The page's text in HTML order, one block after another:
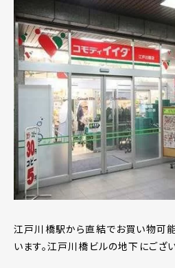
江戸川橋駅から直結でお買い物可能
います。江戸川橋ビルの地下にござい